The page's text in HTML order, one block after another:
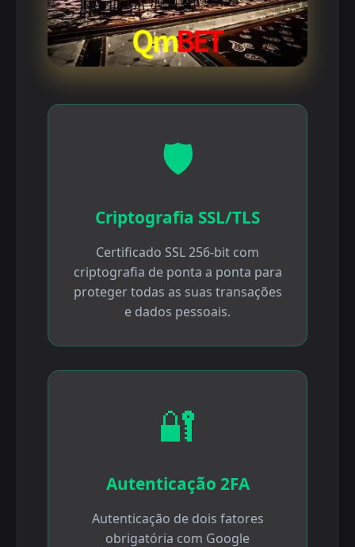
🛡️
Criptografia SSL/TLS
Certificado SSL 256-bit com
criptografia de ponta a ponta para
proteger todas as suas transações
e dados pessoais.
🔐
Autenticação 2FA
Autenticação de dois fatores
obrigatória com Google